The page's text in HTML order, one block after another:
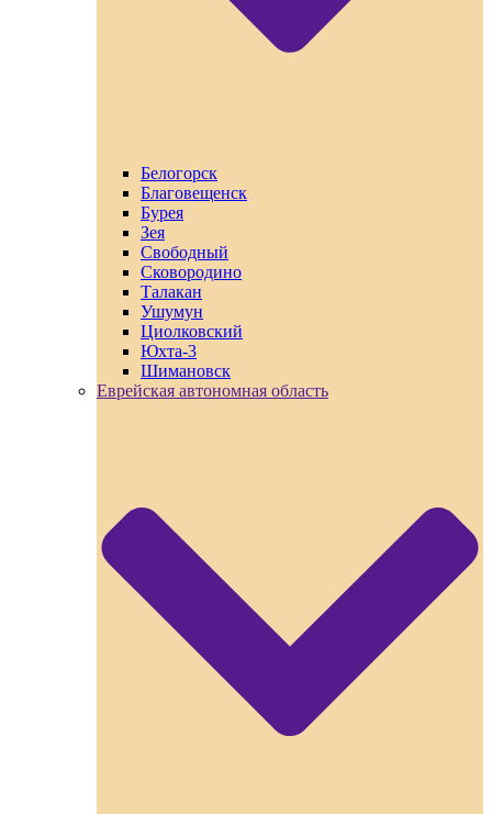
Белогорск
Благовещенск
Бурея
Зея
Свободный
Сковородино
Талакан
Ушумун
Циолковский
Юхта-3
Шимановск
Еврейская автономная область